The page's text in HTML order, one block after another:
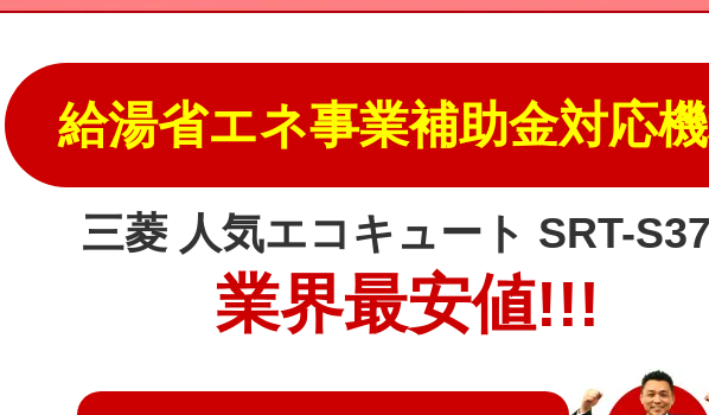
給湯省エネ事業補助金対応
三菱 人気エコキュート SRT-
業界最安値!!!